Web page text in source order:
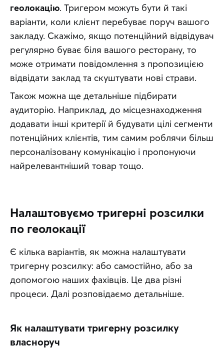
геолокацію. Тригером можуть бути й такі
варіанти, коли клієнт перебуває поруч вашого
закладу. Скажімо, якщо потенційний відвідувач
регулярно буває біля вашого ресторану, то
може отримати повідомлення з пропозицією
відвідати заклад та скуштувати нові страви.
Також можна ще детальніше підбирати
аудиторію. Наприклад, до місцезнаходження
додавати інші критерії й будувати цілі сегменти
потенційних клієнтів, тим самим роблячи більш
персоналізовану комунікацію і пропонуючи
найрелевантніший товар тощо.
Налаштовуємо тригерні розсилки
по геолокації
Є кілька варіантів, як можна налаштувати
тригерну розсилку: або самостійно, або за
допомогою наших фахівців. Це два різні
процеси. Далі розповідаємо детальніше.
Як налаштувати тригерну розсилку
власноруч